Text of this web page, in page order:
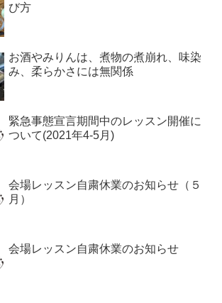
び方
お酒やみりんは、煮物の煮崩れ、味染
み、柔らかさには無関係
緊急事態宣言期間中のレッスン開催に
ついて(2021年4-5月)
会場レッスン自粛休業のお知らせ（５
月）
会場レッスン自粛休業のお知らせ